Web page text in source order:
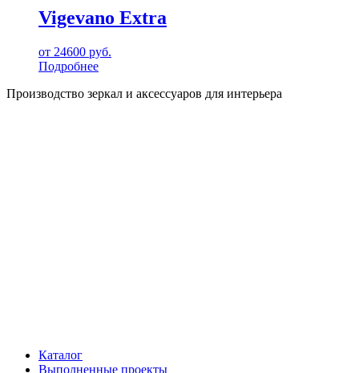
Vigevano Extra
от 24600 руб.
Подробнее
Производство зеркал и аксессуаров для интерьера
Каталог
Выполненные проекты